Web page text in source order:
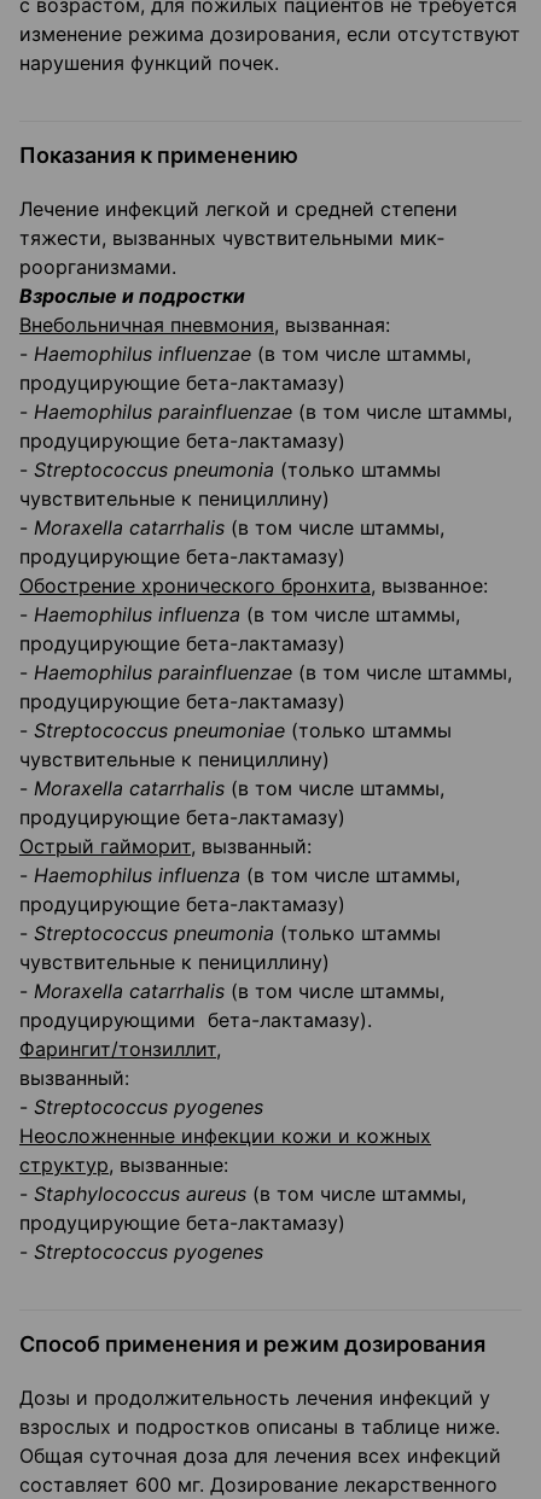
с возрастом, для пожилых пациентов не требуется
изме­нение режима дозирования, если отсутствуют
нарушения функций почек.
Показания к применению
Лечение инфекций легкой и средней степени
тяжести, вызванных чувствительными мик­
роорганизмами.
Взрослые и подростки
Внебольничная пневмония, вызванная:
- Haemophilus influenzae (в том числе штаммы,
продуцирующие бета-лактамазу)
- Haemophilus parainfluenzae (в том числе штаммы,
продуцирующие бета-лактамазу)
- Streptococcus pneumonia (только штаммы
чувствительные к пенициллину)
- Moraxella catarrhalis (в том числе штаммы,
продуцирующие бета-лактамазу)
Обострение хронического бронхита, вызванное:
- Haemophilus influenza (в том числе штаммы,
продуцирующие бета-лактамазу)
- Haemophilus parainfluenzae (в том числе штаммы,
продуцирующие бета-лактамазу)
- Streptococcus pneumoniae (только штаммы
чувствительные к пенициллину)
- Moraxella catarrhalis (в том числе штаммы,
продуцирующие бета-лактамазу)
Острый гайморит, вызванный:
- Haemophilus influenza (в том числе штаммы,
продуцирующие бета-лактамазу)
- Streptococcus pneumonia (только штаммы
чувствительные к пенициллину)
- Moraxella catarrhalis (в том числе штаммы,
продуцирующими бета-лактамазу).
Фарингит/тонзиллит,
вызванный:
- Streptococcus pyogenes
Неосложненные инфекции кожи и кожных
структур, вызванные:
- Staphylococcus aureus (в том числе штаммы,
продуцирующие бета-лактамазу)
- Streptococcus pyogenes
Способ применения и режим дозирования
Дозы и продолжительность лечения инфекций у
взрослых и подростков описаны в табли­це ниже.
Общая суточная доза для лечения всех инфекций
составляет 600 мг. Дозирование лекарственного